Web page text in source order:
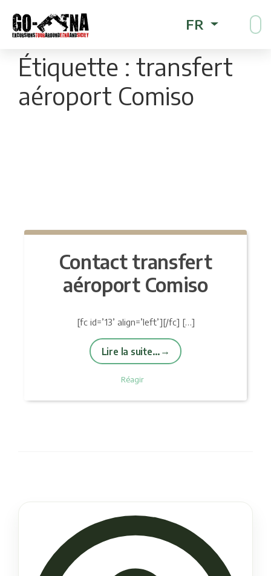
FR
Étiquette : transfert
aéroport Comiso
Contact transfert
aéroport Comiso
[fc id=’13’ align=’left’][/fc] […]
Lire la suite…
Réagir